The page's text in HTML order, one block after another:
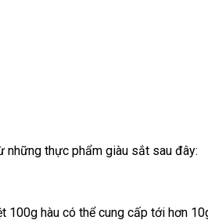
những thực phẩm giàu sắt sau đây:
100g hàu có thể cung cấp tới hơn